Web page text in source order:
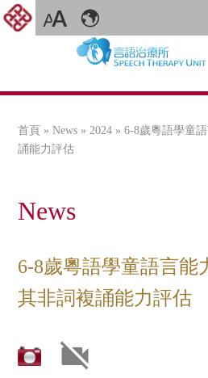
您在這裡
首頁 »News » 2024 » 6-8歲粵語學童
誦能力評估
News
6-8歲粵語學童語言能
其非詞複誦能力評估